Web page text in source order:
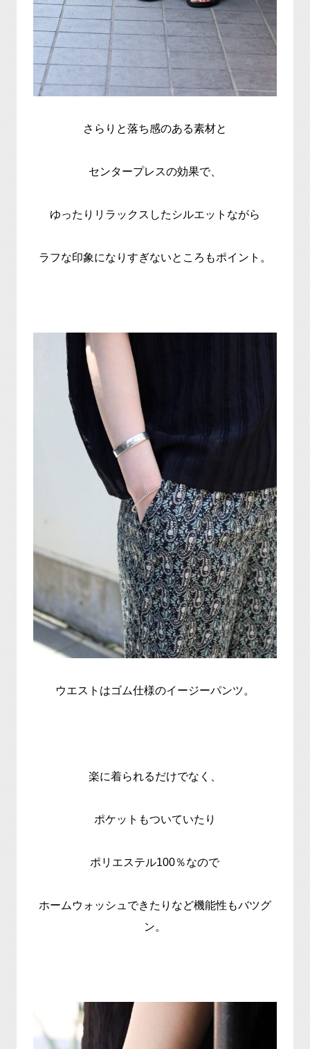
さらりと落ち感のある素材と
センタープレスの効果で、
ゆったりリラックスしたシルエットながら
ラフな印象になりすぎないところもポイント。
ウエストはゴム仕様のイージーパンツ。
楽に着られるだけでなく、
ポケットもついていたり
ポリエステル100％なので
ホームウォッシュできたりなど機能性もバツグ
ン。